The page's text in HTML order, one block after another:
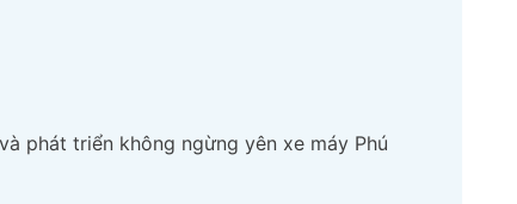
phát triển không ngừng yên xe máy Phú